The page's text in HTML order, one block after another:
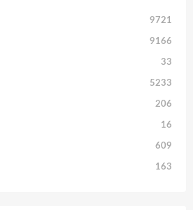
9721
9166
33
5233
206
16
609
163